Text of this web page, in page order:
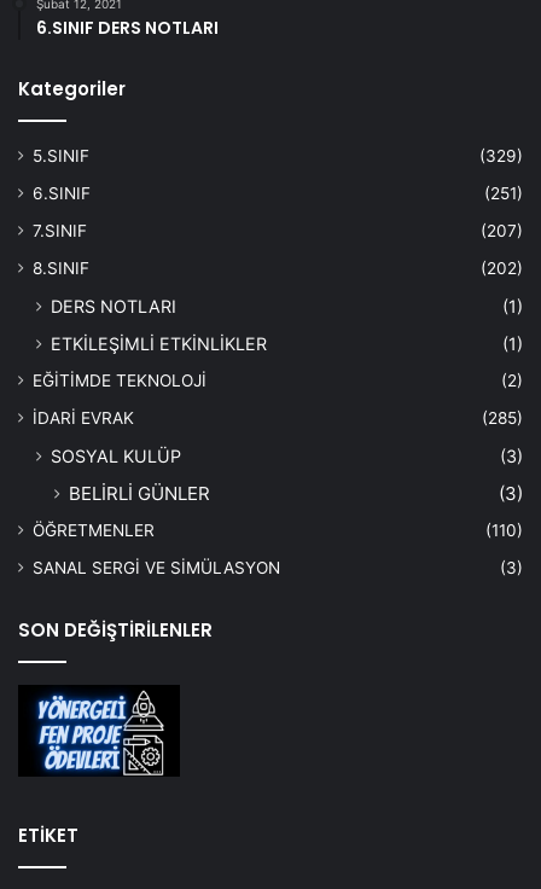
Şubat 12, 2021
6.SINIF DERS NOTLARI
Kategoriler
5.SINIF
(329)
6.SINIF
(251)
7.SINIF
(207)
8.SINIF
(202)
DERS NOTLARI
(1)
ETKİLEŞİMLİ ETKİNLİKLER
(1)
EĞİTİMDE TEKNOLOJİ
(2)
İDARİ EVRAK
(285)
SOSYAL KULÜP (3)
BELİRLİ GÜNLER (3)
ÖĞRETMENLER
(110)
SANAL SERGİ VE SİMÜLASYON
(3)
SON DEĞİŞTİRİLENLER
ETİKET